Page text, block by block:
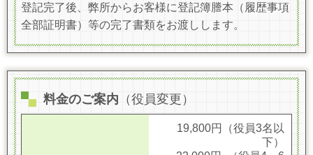
登記完了後、弊所からお客様に登記簿謄本（履歴事項
全部証明書）等の完了書類をお渡しします。
料金のご案内 （役員変更）
19,800円
（役員3名以
下）